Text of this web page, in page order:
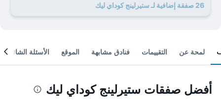
26 صفقة إضافية لـ ستيرلينج كوداي ليك
لمحة عن التقييمات فنادق مشابهة الموقع الأسئلة الشائعة
أفضل صفقات ستيرلينج كوداي ليك